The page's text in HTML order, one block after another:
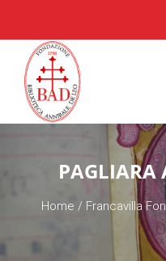
PAGLIARA
Home / Francavilla